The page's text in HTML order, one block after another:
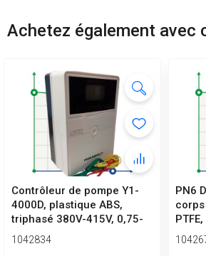
Achetez également avec
Contrôleur de pompe Y1-
4000D, plastique ABS,
triphasé 380V-415V, 0,75-
4kW
1042834
PN6
corps